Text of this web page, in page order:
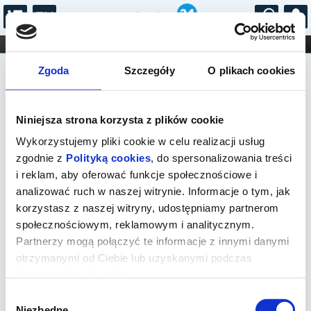
Zgoda Szczegóły O plikach cookies
Niniejsza strona korzysta z plików cookie
Wykorzystujemy pliki cookie w celu realizacji usług
zgodnie z Polityką cookies, do spersonalizowania treści
i reklam, aby oferować funkcje społecznościowe i
analizować ruch w naszej witrynie. Informacje o tym, jak
korzystasz z naszej witryny, udostępniamy partnerom
społecznościowym, reklamowym i analitycznym.
Partnerzy mogą połączyć te informacje z innymi danymi
otrzymanymi od Ciebie lub uzyskanymi podczas
...
FILHARMONIA OPERA I BALET
STAND-UP
DLA DZIECI
Bilety na: DZIADEK DO ORZECHÓW.
OPOWIEŚĆ WIGILIJNA
Łódź, plac Henryka Dąbrowskiego
08.12.2026, g. 11:00 (wtorek)
cena - od 65,00 pln